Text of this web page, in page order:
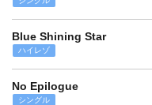
Blue Shining Star
ハイレゾ
No Epilogue
シングル